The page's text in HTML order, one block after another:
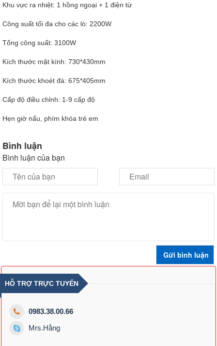
Khu vực ra nhiệt: 1 hồng ngoại + 1 điện từ
Công suất tối đa cho các lò: 2200W
Tổng công suất: 3100W
Kích thước mặt kính: 730*430mm
Kích thước khoét đá: 675*405mm
Cấp độ điều chỉnh: 1-9 cấp độ
Hẹn giờ nấu, phím khóa trẻ em
Bình luận
Bình luận của bạn
HỖ TRỢ TRỰC TUYẾN
0983.38.00.66
Mrs.Hằng